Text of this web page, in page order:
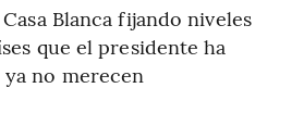
Blanca fijando niveles
que el presidente ha
no merecen